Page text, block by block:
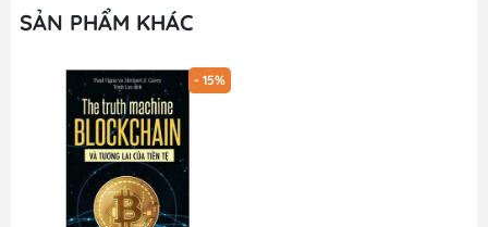
SẢN PHẨM KHÁC
- 15%